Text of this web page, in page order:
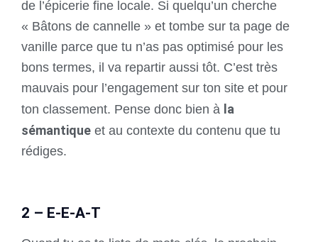
de l’épicerie fine locale. Si quelqu’un cherche
« Bâtons de cannelle » et tombe sur ta page de
vanille parce que tu n’as pas optimisé pour les
bons termes, il va repartir aussi tôt. C’est très
mauvais pour l’engagement sur ton site et pour
ton classement. Pense donc bien à la
sémantique et au contexte du contenu que tu
rédiges.
2 – E-E-A-T